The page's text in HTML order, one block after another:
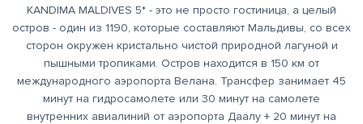
KANDIMA MALDIVES 5* - это не просто гостиница, а целый
остров - один из 1190, которые составляют Мальдивы, со всех
сторон окружен кристально чистой природной лагуной и
пышными тропиками. Остров находится в 150 км от
международного аэропорта Велана. Трансфер занимает 45
минут на гидросамолете или 30 минут на самолете
внутренних авиалиний от аэропорта Даалу + 20 минут на